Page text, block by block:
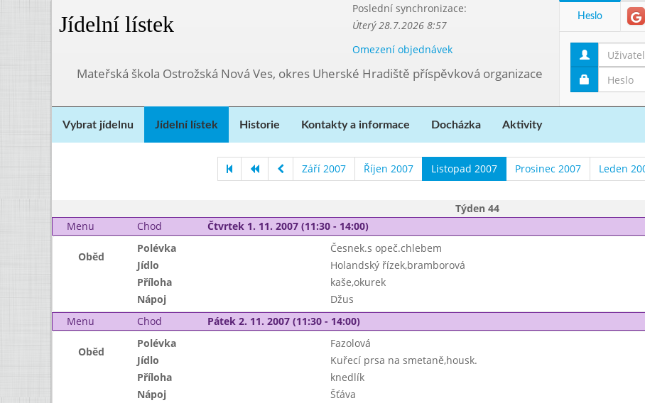
Jídelní lístek
Poslední synchronizace:
Úterý 28.7.2026 8:57
Omezení objednávek
Mateřská škola Ostrožská Nová Ves, okres Uherské Hradiště příspěvková organizace
Heslo
Vybrat jídelnu Jídelní lístek Historie Kontakty a informace Docházka Aktivity
Září 2007 Říjen 2007 Listopad 2007 Prosinec 2007 Leden
Týden 44
Menu
Chod Čtvrtek 1. 11. 2007 (11:30 - 14:00)
Oběd
Polévka
Česnek.s opeč.chlebem
Jídlo
Holandský řízek,bramborová
Příloha
kaše,okurek
Nápoj
Džus
Menu
Chod Pátek 2. 11. 2007 (11:30 - 14:00)
Oběd
Polévka
Fazolová
Jídlo
Kuřecí prsa na smetaně,housk.
Příloha
knedlík
Nápoj
Šťáva